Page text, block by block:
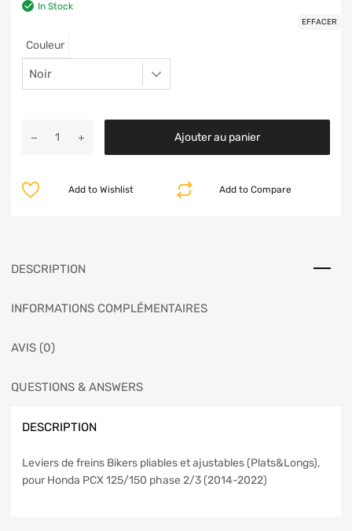
In Stock
Couleur
EFFACER
Ajouter au panier
Add to Compare
Add to Wishlist
DESCRIPTION
INFORMATIONS COMPLÉMENTAIRES
AVIS (0)
QUESTIONS & ANSWERS
DESCRIPTION
Leviers de freins Bikers pliables et ajustables (Plats&Longs),
pour Honda PCX 125/150 phase 2/3 (2014-2022)